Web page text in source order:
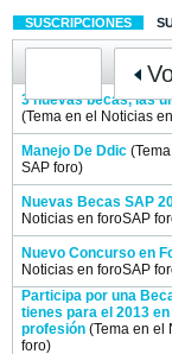
SUSCRIPCIONES
3 nuevas becas, las
(Tema en el
Noticias
Manejo De Ddic (Tema
SAP foro)
Nuevas Becas SAP
Noticias en foroSAP
Nuevo Concurso en
Noticias en foroSAP
Participa por una
tienes para el 2013
profesión (Tema en el
foro)